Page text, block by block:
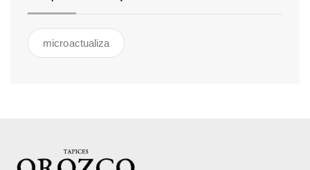
microactualiza